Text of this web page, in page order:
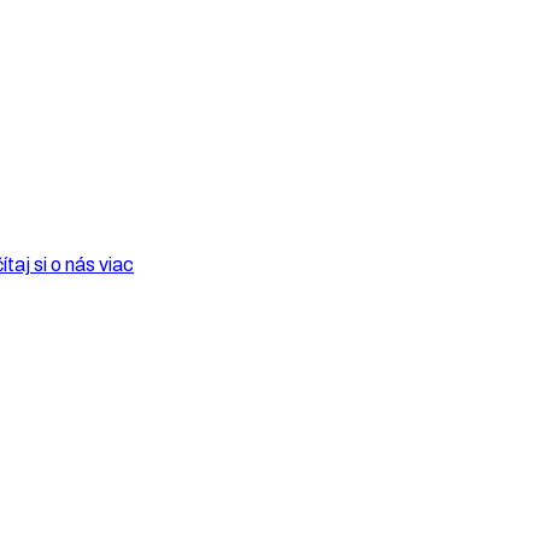
si o nás viac